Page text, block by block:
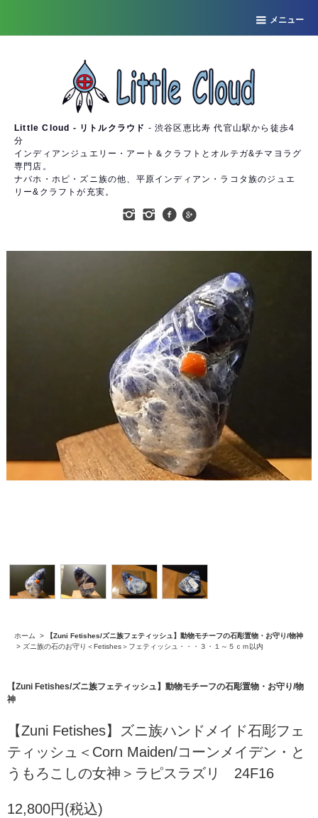
メニュー
Little Cloud - リトルクラウド - 渋谷区恵比寿 代官山駅から徒歩4
分
インディアンジュエリー・アート＆クラフトとオルテガ&チマヨラグ
専門店。
ナバホ・ホピ・ズニ族の他、平原インディアン・ラコタ族のジュエ
リー&クラフトが充実。
ホーム >
【Zuni Fetishes/ズニ族フェティッシュ】動物モチーフの石彫置物・お守り/物神
> ズニ族の石のお守り＜Fetishes＞フェティッシュ・・・３・１～５ｃｍ以内
【Zuni Fetishes/ズニ族フェティッシュ】動物モチーフの石彫置物・お守り/物
神
【Zuni Fetishes】ズニ族ハンドメイド石彫フェ
ティッシュ＜Corn Maiden/コーンメイデン・と
うもろこしの女神＞ラピスラズリ 24F16
12,800円(税込)